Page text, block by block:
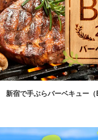
新宿で手ぶらバーベキュー